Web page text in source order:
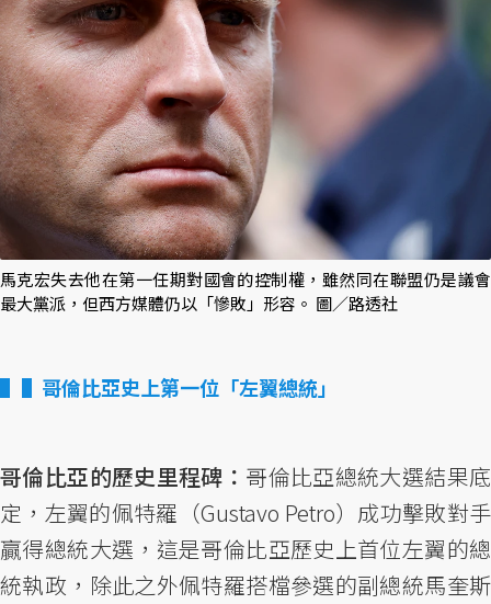
馬克宏失去他在第一任期對國會的控制權，雖然同在聯盟仍是議會
最大黨派，但西方媒體仍以「慘敗」形容。 圖／路透社
▌哥倫比亞史上第一位「左翼總統」
哥倫比亞的歷史里程碑： 哥倫比亞總統大選結果底
定，左翼的佩特羅（Gustavo Petro）成功擊敗對手
贏得總統大選，這是哥倫比亞歷史上首位左翼的總
統執政，除此之外佩特羅搭檔參選的副總統馬奎斯